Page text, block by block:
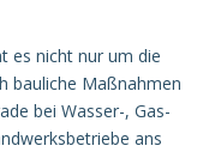
es nicht nur um die
bauliche Maßnahmen
bei Wasser-, Gas-
ans